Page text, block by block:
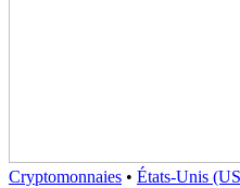
Cryptomonnaies • États-Unis